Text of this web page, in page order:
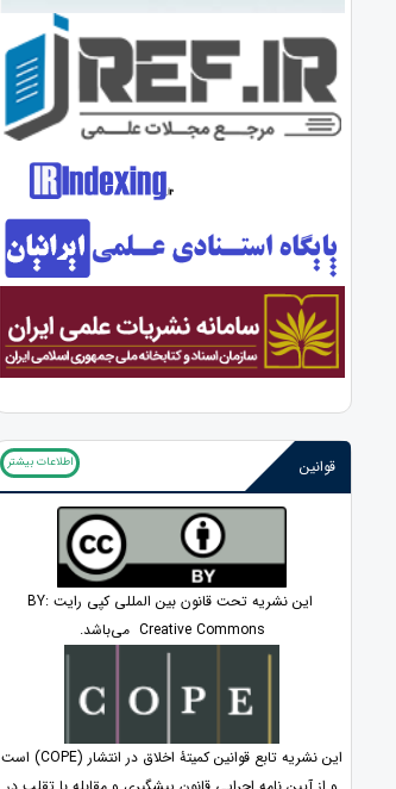
قوانین اطلاعات بیشتر
این نشریه تحت قانون بین المللی کپی رایت BY:
Creative Commons می‌باشد.
این نشریه تابع قوانین کمیتۀ اخلاق در انتشار (COPE) است